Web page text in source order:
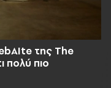
της The
πολύ πιο